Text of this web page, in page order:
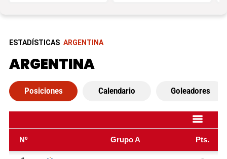
ESTADÍSTICAS ARGENTINA
ARGENTINA
Posiciones Calendario Goleadores